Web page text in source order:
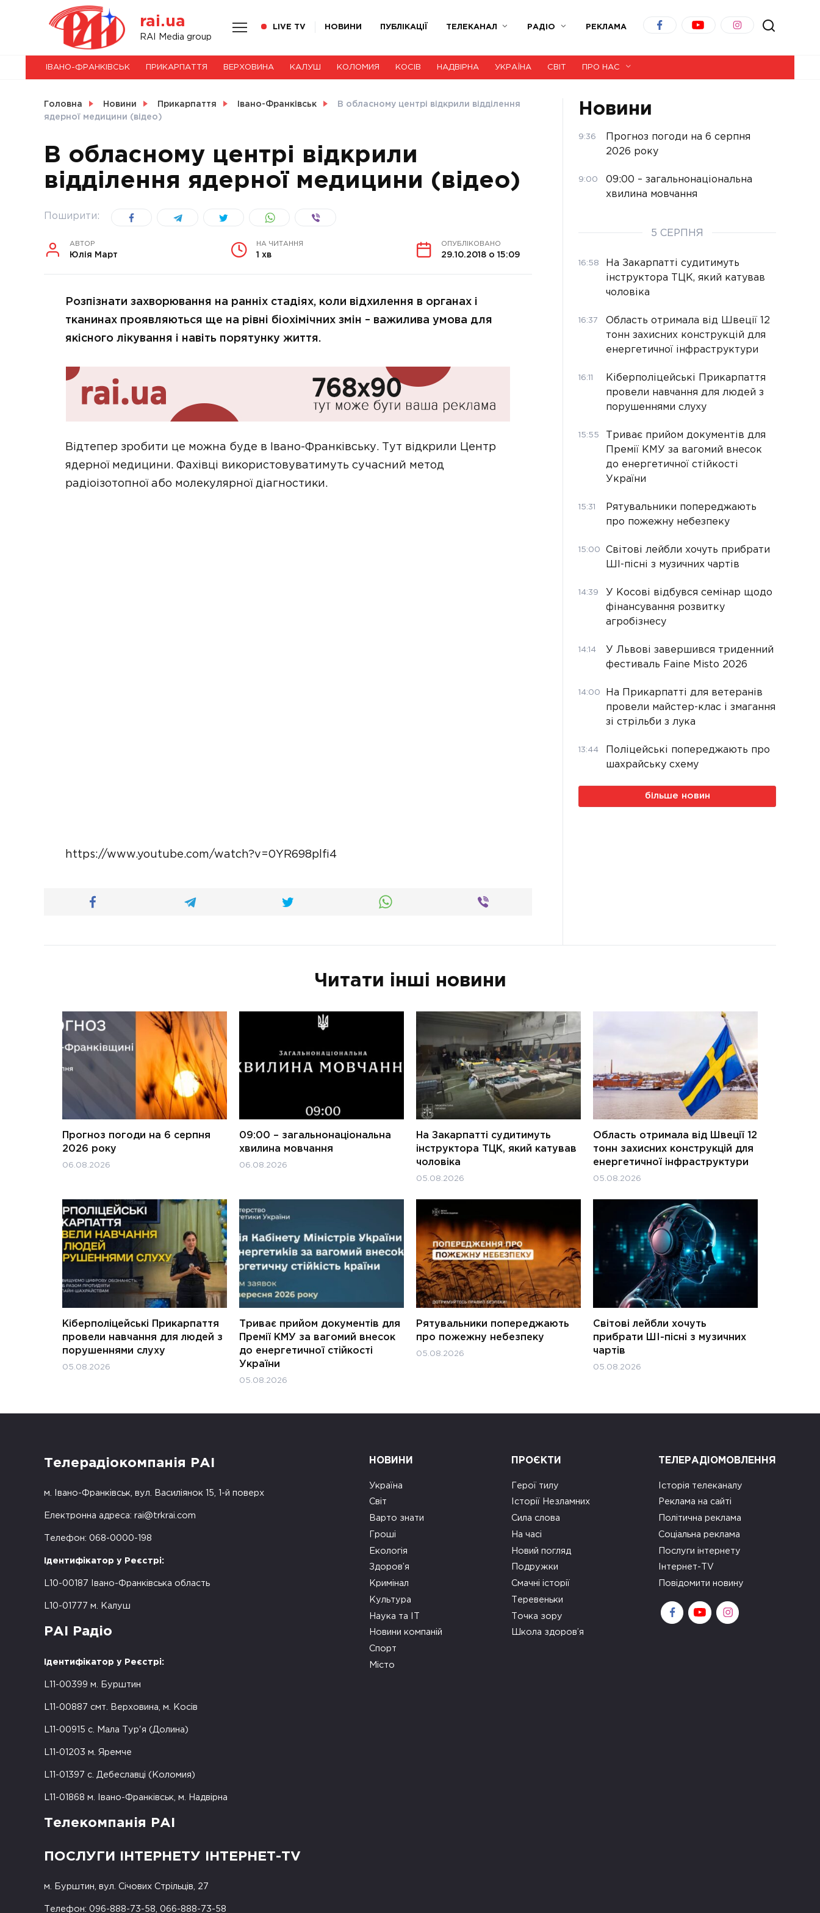
rai.ua
RAI Media group
LIVE TV НОВИНИ ПУБЛІКАЦІЇ ТЕЛЕКАНАЛ РАДІО РЕКЛАМА
НОВИНИ
СВІТ
УКРАЇНА
ІВАНО-ФРАНКІВСЬК ПРИКАРПАТТЯ ВЕРХОВИНА КАЛУШ КОЛОМИЯ КОСІВ НАДВІРНА УКРАЇНА СВІТ ПРО НАС
Головна Новини Прикарпаття Івано-Франківськ
В обласному центрі відкрили відділення
ядерної медицини (відео)
В обласному центрі відкрили
відділення ядерної медицини (відео)
Поширити:
АВТОР
Юлія Март
НА ЧИТАННЯ
1 хв
ОПУБЛІКОВАНО
29.10.2018 о 15:09
Розпізнати захворювання на ранніх стадіях, коли відхилення в органах і
тканинах проявляються ще на рівні біохімічних змін – важилива умова для
якісного лікування і навіть порятунку життя.
Відтепер зробити це можна буде в Івано-Франківську. Тут відкрили Центр
ядерної медицини. Фахівці використовуватимуть сучасний метод
радіоізотопної або молекулярної діагностики.
https://www.youtube.com/watch?v=0YR698plfi4
Новини
9:36
Прогноз погоди на 6 серпня
2026 року
9:00
09:00 – загальнонаціональна
хвилина мовчання
5 СЕРПНЯ
16:58
На Закарпатті судитимуть
інструктора ТЦК, який катував
чоловіка
16:37
Область отримала від Швеції 12
тонн захисних конструкцій для
енергетичної інфраструктури
16:11
Кіберполіцейські Прикарпаття
провели навчання для людей з
порушеннями слуху
15:55
Триває прийом документів для
Премії КМУ за вагомий внесок
до енергетичної стійкості
України
15:31
Рятувальники попереджають
про пожежну небезпеку
15:00
Світові лейбли хочуть прибрати
ШІ-пісні з музичних чартів
14:39
У Косові відбувся семінар щодо
фінансування розвитку
агробізнесу
14:14
У Львові завершився триденний
фестиваль Faine Misto 2026
14:00
На Прикарпатті для ветеранів
провели майстер-клас і змагання
зі стрільби з лука
13:44
Поліцейські попереджають про
шахрайську схему
більше новин
Читати інші новини
Прогноз погоди на 6 серпня
2026 року
06.08.2026
09:00 – загальнонаціональна
хвилина мовчання
06.08.2026
На Закарпатті судитимуть
інструктора ТЦК, який катував
чоловіка
05.08.2026
Область отримала від Швеції 12
тонн захисних конструкцій для
енергетичної інфраструктури
05.08.2026
Кіберполіцейські Прикарпаття
провели навчання для людей з
порушеннями слуху
05.08.2026
Триває прийом документів для
Премії КМУ за вагомий внесок
до енергетичної стійкості
України
05.08.2026
Рятувальники попереджають
про пожежну небезпеку
05.08.2026
Світові лейбли хочуть
прибрати ШІ-пісні з музичних
чартів
05.08.2026
Телерадіокомпанія РАІ
м. Івано-Франківськ, вул. Василіянок 15, 1-й поверх
Електронна адреса: rai@trkrai.com
Телефон: 068-0000-198
Ідентифікатор у Реєстрі:
L10-00187 Івано-Франківська область
L10-01777 м. Калуш
РАІ Радіо
Ідентифікатор у Реєстрі:
L11-00399 м. Бурштин
L11-00887 смт. Верховина, м. Косів
L11-00915 с. Мала Тур'я (Долина)
L11-01203 м. Яремче
L11-01397 с. Дебеславці (Коломия)
L11-01868 м. Івано-Франківськ, м. Надвірна
Телекомпанія РАІ
ПОСЛУГИ ІНТЕРНЕТУ ІНТЕРНЕТ-TV
м. Бурштин, вул. Січових Стрільців, 27
Телефон: 096-888-73-58, 066-888-73-58
НОВИНИ
Україна
Світ
Варто знати
Гроші
Екологія
Здоров’я
Кримінал
Культура
Наука та ІТ
Новини компаній
Спорт
Місто
ПРОЄКТИ
Герої тилу
Історії Незламних
Сила слова
На часі
Новий погляд
Подружки
Смачні історії
Теревеньки
Точка зору
Школа здоров’я
ТЕЛЕРАДІОМОВЛЕННЯ
Історія телеканалу
Реклама на сайті
Політична реклама
Соціальна реклама
Послуги інтернету
Інтернет-TV
Повідомити новину